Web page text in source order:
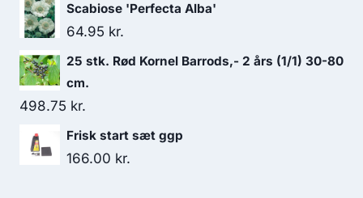
Scabiose 'Perfecta Alba'
64.95 kr.
25 stk. Rød Kornel Barrods,- 2 års (1/1) 30-80
cm.
498.75 kr.
Frisk start sæt ggp
166.00 kr.